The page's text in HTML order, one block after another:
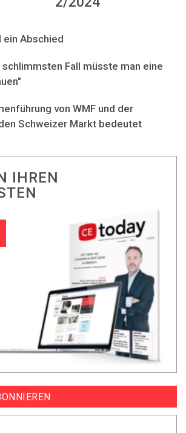
ein Abschied
schlimmsten Fall müsste man eine
von WMF und der
Schweizer Markt bedeutet
IHREN